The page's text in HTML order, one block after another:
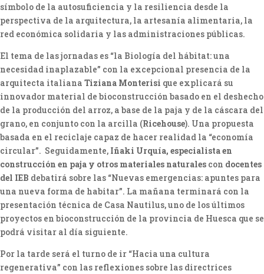
símbolo de la autosuficiencia y la resiliencia desde la
perspectiva de la arquitectura, la artesanía alimentaria, la
red económica solidaria y las administraciones públicas.
El tema de las jornadas es “la Biología del hábitat: una
necesidad inaplazable” con la excepcional presencia de la
arquitecta italiana Tiziana Monterisi que explicará su
innovador material de bioconstrucción basado en el deshecho
de la producción del arroz, a base de la paja y de la cáscara del
grano, en conjunto con la arcilla (Ricehouse). Una propuesta
basada en el reciclaje capaz de hacer realidad la “economía
circular”. Seguidamente, Iñaki Urquía, especialista en
construcción en paja y otros materiales naturales con docentes
del IEB debatirá sobre las “Nuevas emergencias: apuntes para
una nueva forma de habitar”. La mañana terminará con la
presentación técnica de Casa Nautilus, uno de los últimos
proyectos en bioconstrucción de la provincia de Huesca que se
podrá visitar al día siguiente.
Por la tarde será el turno de ir “Hacia una cultura
regenerativa” con las reflexiones sobre las directrices